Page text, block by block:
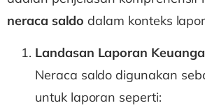
neraca saldo dalam konteks
Landasan Laporan
Neraca saldo digunakan
untuk laporan seperti: